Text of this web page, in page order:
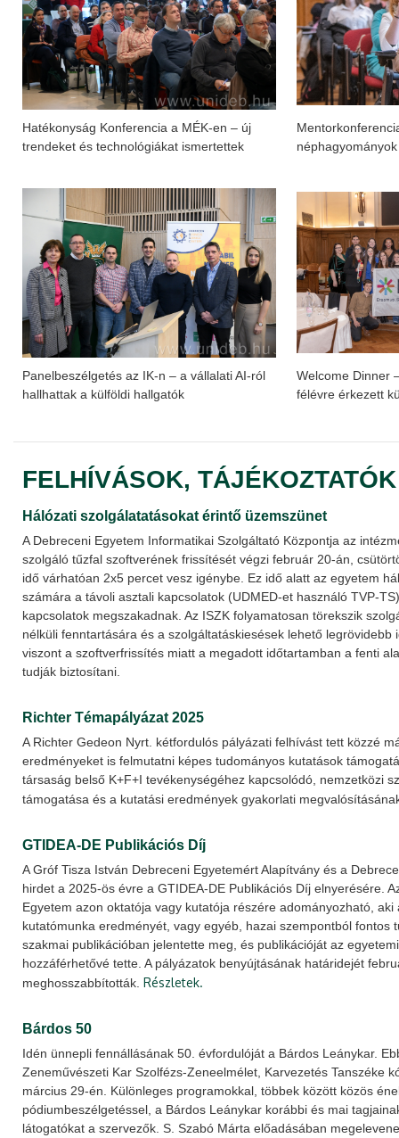
Hatékonyság Konferencia a MÉK-en – új
trendeket és technológiákat ismertettek
Panelbeszélgetés az IK-n – a vállalati AI-ról
hallhattak a külföldi hallgatók
Welcome Dinner
félévre érkezett
FELHÍVÁSOK, TÁJÉKOZTATÓK
Hálózati szolgálatatásokat érintő üzemszünet
A Debreceni Egyetem Informatikai Szolgáltató Központja az
szolgáló tűzfal szoftverének frissítését végzi február 20-án,
idő várhatóan 2x5 percet vesz igénybe. Ez idő alatt az egyetem
számára a távoli asztali kapcsolatok (UDMED-et használó TVP-
kapcsolatok megszakadnak. Az ISZK folyamatosan törekszik
nélküli fenntartására és a szolgáltatáskiesések lehető legrövidebb
viszont a szoftverfrissítés miatt a megadott időtartamban a fenti
tudják biztosítani.
Richter Témapályázat 2025
A Richter Gedeon Nyrt. kétfordulós pályázati felhívást tett közzé
eredményeket is felmutatni képes tudományos kutatások
társaság belső K+F+I tevékenységéhez kapcsolódó, nemzetközi
támogatása és a kutatási eredmények gyakorlati
GTIDEA-DE Publikációs Díj
A Gróf Tisza István Debreceni Egyetemért Alapítvány és a
hirdet a 2025-ös évre a GTIDEA-DE Publikációs Díj elnyerésére.
Egyetem azon oktatója vagy kutatója részére adományozható, aki
kutatómunka eredményét, vagy egyéb, hazai szempontból fontos
szakmai publikációban jelentette meg, és publikációját az
hozzáférhetővé tette. A pályázatok benyújtásának határidejét
meghosszabbították. Részletek.
Bárdos 50
Idén ünnepli fennállásának 50. évfordulóját a Bárdos Leánykar.
Zeneművészeti Kar Szolfézs-Zeneelmélet, Karvezetés Tanszéke
március 29-én. Különleges programokkal, többek között közös
pódiumbeszélgetéssel, a Bárdos Leánykar korábbi és mai
látogatókat a szervezők. S. Szabó Márta előadásában